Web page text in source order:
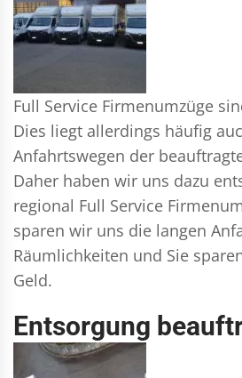
Full Service Firmenumzüge
Dies liegt allerdings häufig
Anfahrtswegen der
Daher haben wir uns dazu
regional Full Service
sparen wir uns die langen
Räumlichkeiten und Sie
Geld.
Entsorgung